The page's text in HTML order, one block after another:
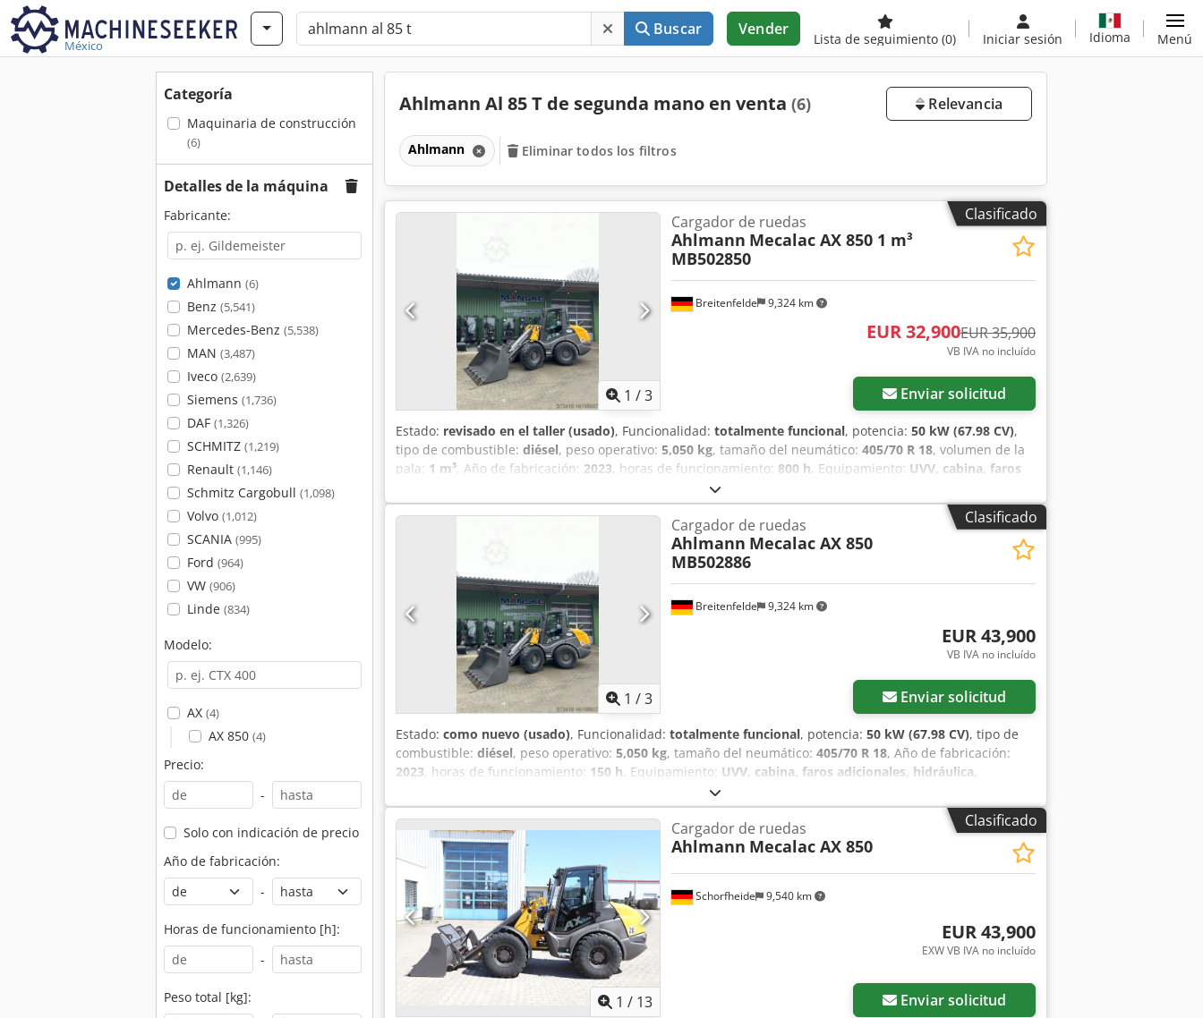
México
Buscar Vender
Lista de seguimiento (0) Iniciar sesión Idioma Menú
Categoría
Maquinaria de construcción
(6)
Detalles de la máquina
Fabricante:
Ahlmann (6)
Benz (5,541)
Mercedes-Benz (5,538)
MAN (3,487)
Iveco (2,639)
Siemens (1,736)
DAF (1,326)
SCHMITZ (1,219)
Renault (1,146)
Schmitz Cargobull (1,098)
Volvo (1,012)
SCANIA (995)
Ford (964)
VW (906)
Linde (834)
Modelo:
AX (4)
AX 850 (4)
Precio:
-
Solo con indicación de precio
Año de fabricación:
-
Horas de funcionamiento [h]:
-
Peso total [kg]:
Ahlmann Al 85 T de segunda mano en venta (6) Relevancia
Ahlmann Eliminar todos los filtros
Clasificado
1 /3
Breitenfelde 9,324 km
Cargador de ruedas
Ahlmann Mecalac AX 850 1 m³
MB502850
EUR 32,900EUR 35,900
VB IVA no incluído
Enviar solicitud
Estado: revisado en el taller (usado), Funcionalidad: totalmente funcional, potencia: 50 kW (67.98 CV),
tipo de combustible: diésel, peso operativo: 5,050 kg, tamaño del neumático: 405/70 R 18, volumen de la
pala: 1 m³, Año de fabricación: 2023, horas de funcionamiento: 800 h, Equipamiento: UVV, cabina, faros
adicionales, hidráulica, horquillas para palés, pala estándar, recogedor trasero
km/versión, Sistema hidráulico auxiliar de circuito continuo, Acoplamientos hidráulicos para 1er circuito
adicional, Asiento confort Grammer, Neumáticos Mitas 405/70 R18, Caja de almacenamiento con tapa,
Luces de trabajo traseras, preparación para radio, enganche rápido hidráulico, Cucharón estándar con
borde de corte soldado y por lo tanto 1 metro cúbico, horquilla portapalets Cjdpfx Ahjtrna Us Ejrf
Clasificado
1 /3
Breitenfelde 9,324 km
Cargador de ruedas
Ahlmann Mecalac AX 850
MB502886
EUR 43,900
VB IVA no incluído
Enviar solicitud
Estado: como nuevo (usado), Funcionalidad: totalmente funcional, potencia: 50 kW (67.98 CV), tipo de
combustible: diésel, peso operativo: 5,050 kg, tamaño del neumático: 405/70 R 18, Año de fabricación:
2023, horas de funcionamiento: 150 h, Equipamiento: UVV, cabina, faros adicionales, hidráulica,
horquillas para palés, pala estándar, recogedor trasero
km/versión, Sistema hidráulico auxiliar de circuito continuo, Acoplamientos hidráulicos para 1er circuito
adicional, Asiento confort Grammer, Neumáticos Mitas 405/70 R18, Caja de almacenamiento con tapa,
Luces de trabajo traseras, preparación para radio, enganche rápido hidráulico, Cucharón estándar con
borde de corte soldado y por lo tanto 1 metro cúbico, horquilla portapalets
Clasificado
1 / 13
Schorfheide 9,540 km
Cargador de ruedas
Ahlmann Mecalac AX 850
EUR 43,900
EXW VB IVA no incluído
Enviar solicitud